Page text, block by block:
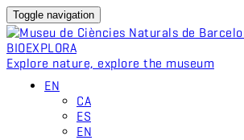
Toggle navigation
BIOEXPLORA
Explore nature, explore the museum
EN
CA
ES
EN